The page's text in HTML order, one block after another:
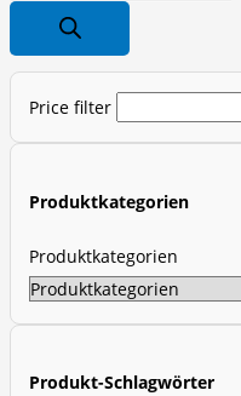
o
d
c
Price filter
Produktkategorien
Produktkategorien
Produkt-Schlagwörter